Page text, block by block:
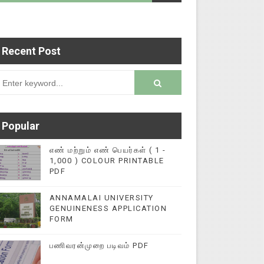
மின்னல் கல்விச் செய்தி
Recent Post
Popular
எண் மற்றும் எண் பெயர்கள் ( 1 -
1,000 ) COLOUR PRINTABLE
PDF
ANNAMALAI UNIVERSITY
GENUINENESS APPLICATION
FORM
பணிவரன்முறை படிவம் PDF